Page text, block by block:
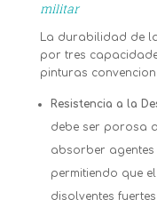
militar
La durabilidad de
por tres
pinturas
Resistencia a la
debe ser porosa
absorber
permitiendo que
disolventes